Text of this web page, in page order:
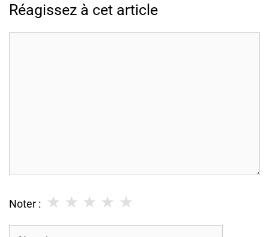
Réagissez à cet article
Noter : ★
★
★
★
★